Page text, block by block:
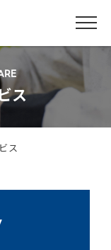
ス
ス